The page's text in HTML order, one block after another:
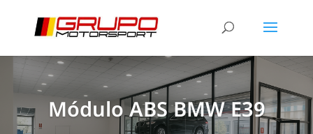
Módulo ABS BMW E39
[/et_pb_slide][/et_pb_slide]